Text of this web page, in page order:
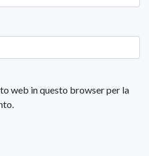
web in questo browser per la